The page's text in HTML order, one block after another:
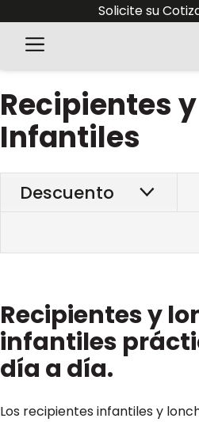
Solicite su
Recipientes
Infantiles
Descuento
Recipientes y
infantiles
día a día.
Los recipientes infantiles y